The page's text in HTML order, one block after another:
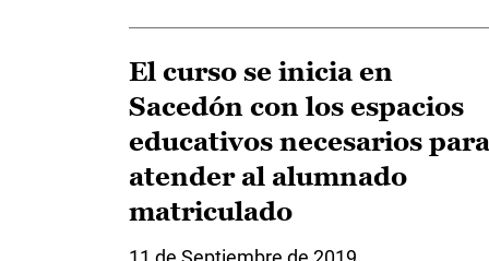
El curso se inicia en
Sacedón con los espacios
educativos necesarios para
atender al alumnado
matriculado